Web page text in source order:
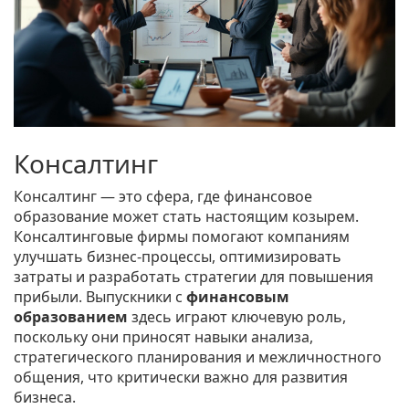
Консалтинг
Консалтинг — это сфера, где финансовое
образование может стать настоящим козырем.
Консалтинговые фирмы помогают компаниям
улучшать бизнес-процессы, оптимизировать
затраты и разработать стратегии для повышения
прибыли. Выпускники с финансовым
образованием здесь играют ключевую роль,
поскольку они приносят навыки анализа,
стратегического планирования и межличностного
общения, что критически важно для развития
бизнеса.